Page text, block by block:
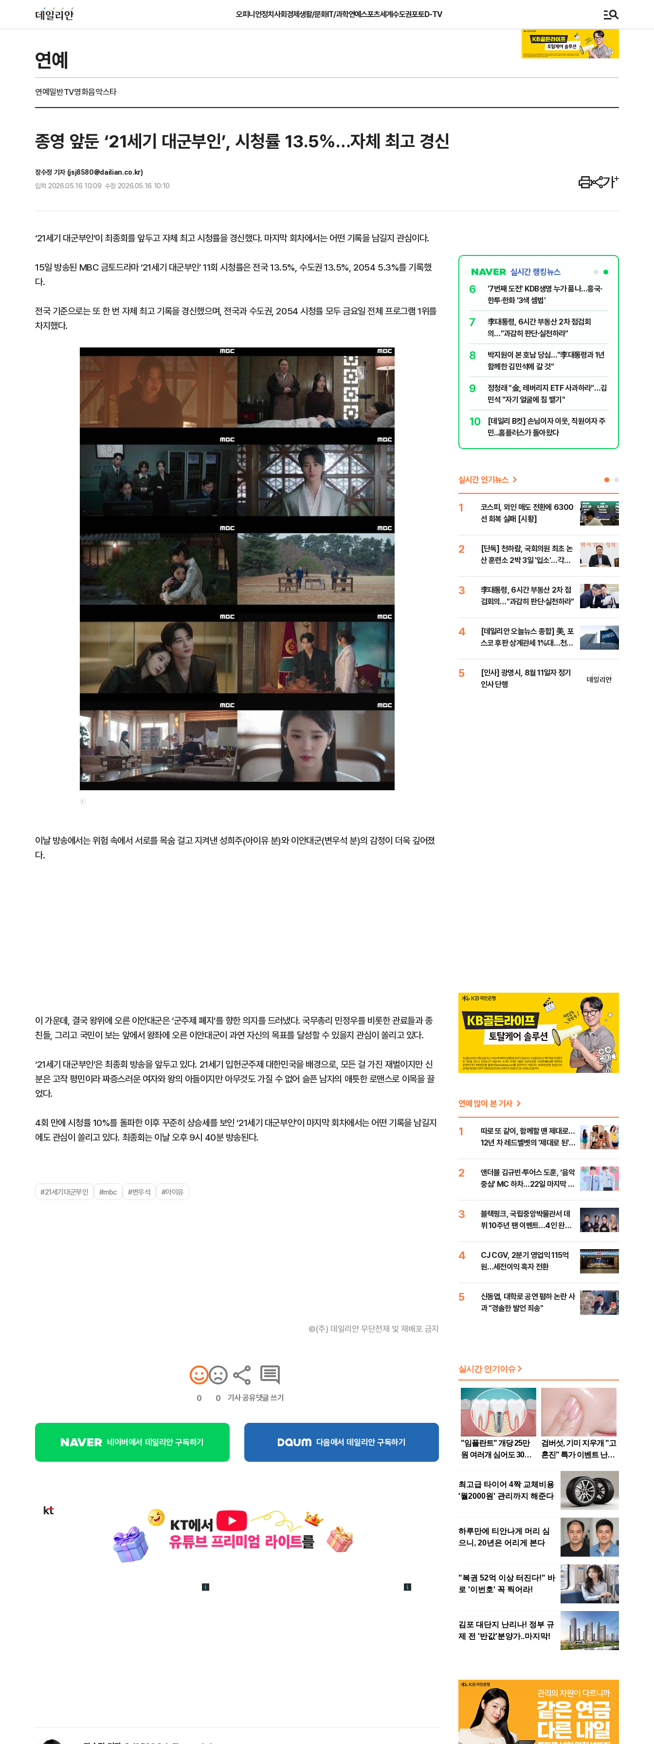
오피니언정치사회경제생활/문화IT/과학연예스포츠세계수도권포토D-TV
연예
연예일반TV영화음악스타
종영 앞둔 ‘21세기 대군부인’, 시청률 13.5%…자체 최고 경신
장수정 기자 (jsj8580@dailian.co.kr)
입력 2026.05.16 10:09 수정 2026.05.16 10:10
‘21세기 대군부인’이 최종회를 앞두고 자체 최고 시청률을 경신했다. 마지막 회차에서는 어떤 기록을 남길지 관심이다.
15일 방송된 MBC 금토드라마 ‘21세기 대군부인’ 11회 시청률은 전국 13.5%, 수도권 13.5%, 2054 5.3%를 기록했
다.
전국 기준으로는 또 한 번 자체 최고 기록을 경신했으며, 전국과 수도권, 2054 시청률 모두 금요일 전체 프로그램 1위를
차지했다.
ⓒ
이날 방송에서는 위험 속에서 서로를 목숨 걸고 지켜낸 성희주(아이유 분)와 이안대군(변우석 분)의 감정이 더욱 깊어졌
다.
이 가운데, 결국 왕위에 오른 이안대군은 ‘군주제 폐지’를 향한 의지를 드러냈다. 국무총리 민정우를 비롯한 관료들과 종
친들, 그리고 국민이 보는 앞에서 왕좌에 오른 이안대군이 과연 자신의 목표를 달성할 수 있을지 관심이 쏠리고 있다.
‘21세기 대군부인’은 최종회 방송을 앞두고 있다. 21세기 입헌군주제 대한민국을 배경으로, 모든 걸 가진 재벌이지만 신
분은 고작 평민이라 짜증스러운 여자와 왕의 아들이지만 아무것도 가질 수 없어 슬픈 남자의 애틋한 로맨스로 이목을 끌
었다.
4회 만에 시청률 10%를 돌파한 이후 꾸준히 상승세를 보인 ‘21세기 대군부인’이 마지막 회차에서는 어떤 기록을 남길지
에도 관심이 쏠리고 있다. 최종회는 이날 오후 9시 40분 방송된다.
#21세기대군부인 #mbc #변우석 #아이유
©(주) 데일리안 무단전재 및 재배포 금지
0 0 기사 공유댓글 쓰기
네이버에서 데일리안 구독하기 다음에서 데일리안 구독하기
실시간 랭킹뉴스
3
송영길·김민석, '조희대 탄핵' 외치자…與
법사위원들 "즉시 대법관 제청하라"
4
[단독] 천하람, 국회의원 최초 논산 훈련소
2박 3일 '입소'…각개전투·야간행군 한다
5
'국장만 하라고?'…ISA 세제개편에 개미
6
'7번째 도전' KDB생명 누가 품나…흥국·
한투·한화 '3색 셈법'
7
李대통령, 6시간 부동산 2차 점검회
의…"과감히 판단·실천하라"
8
박지원이 본 호남 당심…"李대통령과 1년
함께한 김민석에 갈 것"
9
정청래 "金, 레버리지 ETF 사과하라"…김
민석 "자기 얼굴에 침 뱉기"
10
[데일리 B컷] 손님이자 이웃, 직원이자 주
민...홈플러스가 돌아왔다
실시간 인기뉴스
1
코스피, 외인 매도 전환에 6300
선 회복 실패 [시황]
2
[단독] 천하람, 국회의원 최초 논
산 훈련소 2박 3일 '입소'…각개
3
李대통령, 6시간 부동산 2차 점
검회의…"과감히 판단·실천하라"
4
[데일리안 오늘뉴스 종합] 美, 포
스코 후판 상계관세 1%대…천하
5
[인사] 광명시, 8월 11일자 정기
인사 단행
연예 많이 본 기사
1
따로 또 같이, 함께할 땐 제대로…
12년 차 레드벨벳의 '제대로 된'
2
앤더블 김규빈·투어스 도훈, ‘음악
중심’ MC 하차…22일 마지막 방
3
블랙핑크, 국립중앙박물관서 데
뷔 10주년 팬 이벤트…4인 완전
4
CJ CGV, 2분기 영업익 115억
원…세전이익 흑자 전환
5
신동엽, 대학로 공연 폄하 논란 사
과 "경솔한 발언 죄송"